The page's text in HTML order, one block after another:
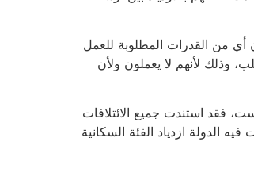
ولا يكتسبون أي من القدرات المطلوبة للعمل
وذلك لأنهم لا يعملون ولأن
فقد استندت جميع الائتلافات
الدولة ازدياد الفئة السكانية